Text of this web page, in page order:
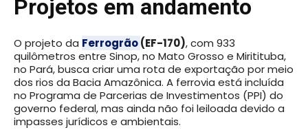
Projetos em andamento
O projeto da Ferrogrão(EF-170), com 933
quilômetros entre Sinop, no Mato Grosso e Miritituba,
no Pará, busca criar uma rota de exportação por meio
dos rios da Bacia Amazônica. A ferrovia está incluída
no Programa de Parcerias de Investimentos (PPI) do
governo federal, mas ainda não foi leiloada devido a
impasses jurídicos e ambientais.